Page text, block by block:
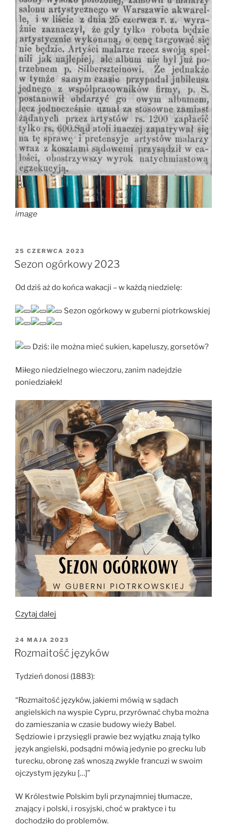
image
OPUBLIKOWANE
W
25 CZERWCA 2023
Sezon ogórkowy 2023
Od dziś aż do końca wakacji – w każdą niedzielę:
Sezon ogórkowy w guberni piotrkowskiej
Dziś: ile można mieć sukien, kapeluszy, gorsetów?
Miłego niedzielnego wieczoru, zanim nadejdzie
poniedziałek!
Czytaj dalej
2023”
OPUBLIKOWANE
W
24 MAJA 2023
Rozmaitość języków
Tydzień donosi (1883):
“Rozmaitość języków, jakiemi mówią w sądach
angielskich na wyspie Cypru, przyrównać chyba można
do zamieszania w czasie budowy wieży Babel.
Sędziowie i przysięgli prawie bez wyjątku znają tylko
język angielski, podsądni mówią jedynie po grecku lub
turecku, obronę zaś wnoszą zwykle francuzi w swoim
ojczystym języku […]”
W Królestwie Polskim byli przynajmniej tłumacze,
znający i polski, i rosyjski, choć w praktyce i tu
dochodziło do problemów.